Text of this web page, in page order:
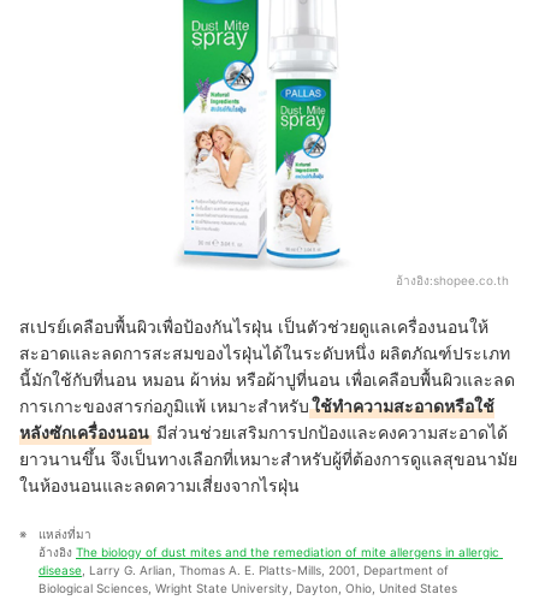
อ้างอิง:shopee.co.th
สเปรย์เคลือบพื้นผิวเพื่อป้องกันไรฝุ่น เป็นตัวช่วยดูแลเครื่องนอนให้
สะอาดและลดการสะสมของไรฝุ่นได้ในระดับหนึ่ง ผลิตภัณฑ์ประเภท
นี้มักใช้กับที่นอน หมอน ผ้าห่ม หรือผ้าปูที่นอน เพื่อเคลือบพื้นผิวและลด
การเกาะของสารก่อภูมิแพ้ เหมาะสำหรับใช้ทำความสะอาดหรือใช้
หลังซักเครื่องนอน มีส่วนช่วยเสริมการปกป้องและคงความสะอาดได้
ยาวนานขึ้น จึงเป็นทางเลือกที่เหมาะสำหรับผู้ที่ต้องการดูแลสุขอนามัย
ในห้องนอนและลดความเสี่ยงจากไรฝุ่น
แหล่งที่มา
อ้างอิง The biology of dust mites and the remediation of mite allergens in allergic
disease , Larry G. Arlian, Thomas A. E. Platts-Mills, 2001, Department of
Biological Sciences, Wright State University, Dayton, Ohio, United States